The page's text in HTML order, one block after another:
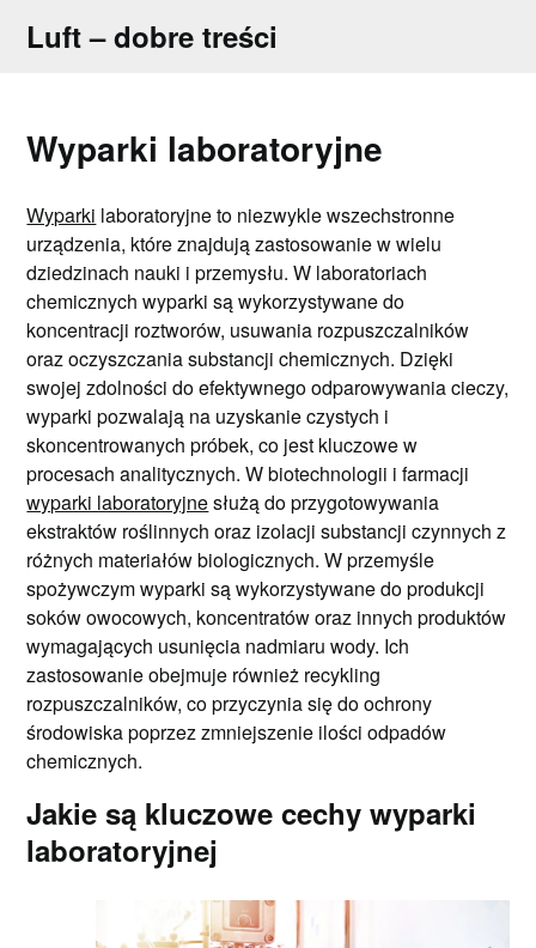
Luft – dobre treści
Wyparki laboratoryjne
Wyparki laboratoryjne to niezwykle wszechstronne
urządzenia, które znajdują zastosowanie w wielu
dziedzinach nauki i przemysłu. W laboratoriach
chemicznych wyparki są wykorzystywane do
koncentracji roztworów, usuwania rozpuszczalników
oraz oczyszczania substancji chemicznych. Dzięki
swojej zdolności do efektywnego odparowywania cieczy,
wyparki pozwalają na uzyskanie czystych i
skoncentrowanych próbek, co jest kluczowe w
procesach analitycznych. W biotechnologii i farmacji
wyparki laboratoryjnesłużą do przygotowywania
ekstraktów roślinnych oraz izolacji substancji czynnych z
różnych materiałów biologicznych. W przemyśle
spożywczym wyparki są wykorzystywane do produkcji
soków owocowych, koncentratów oraz innych produktów
wymagających usunięcia nadmiaru wody. Ich
zastosowanie obejmuje również recykling
rozpuszczalników, co przyczynia się do ochrony
środowiska poprzez zmniejszenie ilości odpadów
chemicznych.
Jakie są kluczowe cechy wyparki
laboratoryjnej